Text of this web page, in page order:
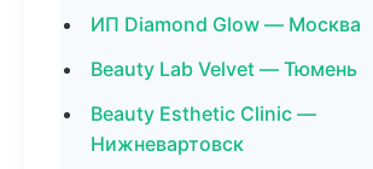
ИП Diamond Glow — Москва
Beauty Lab Velvet — Тюмень
Beauty Esthetic Clinic —
Нижневартовск